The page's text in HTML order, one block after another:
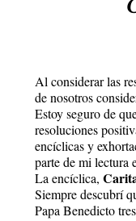
Al considerar las
de nosotros
Estoy seguro de
resoluciones
encíclicas y
parte de mi lectura
La encíclica,
Siempre descubrí
Papa Benedicto